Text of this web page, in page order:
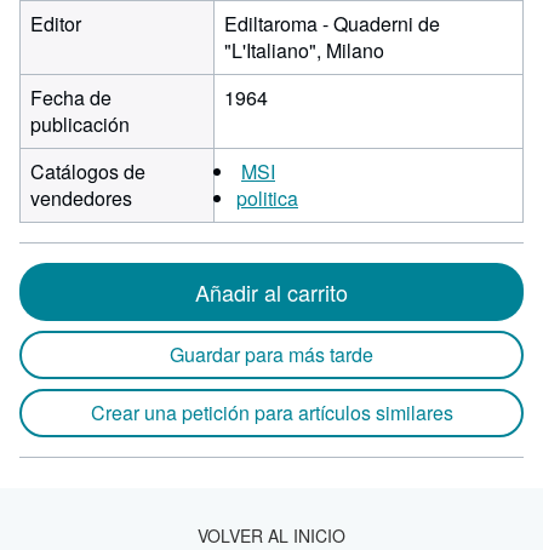
Editor
Ediltaroma - Quaderni de
"L'Italiano", Milano
Fecha de
publicación
1964
Catálogos de
vendedores
MSI
politica
Añadir al carrito
Guardar para más tarde
Crear una petición para artículos similares
VOLVER AL INICIO